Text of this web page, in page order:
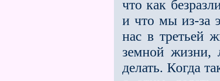
что как
и что мы из-за
нас в третьей
земной жизни,
делать. Когда